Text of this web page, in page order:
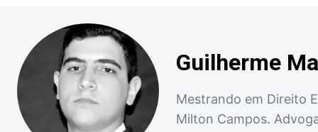
Guilherme
Mestrando em Direito
Milton Campos.